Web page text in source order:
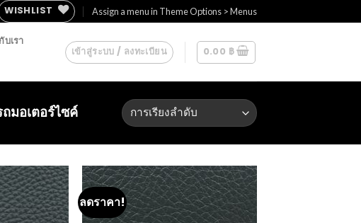
WISHLIST Assign a menu in Theme Options > Menus
บเรา
เข้าสู่ระบบ / ลงทะเบียน 0.00 ฿
มอเตอร์ไซค์
ลดราคา!